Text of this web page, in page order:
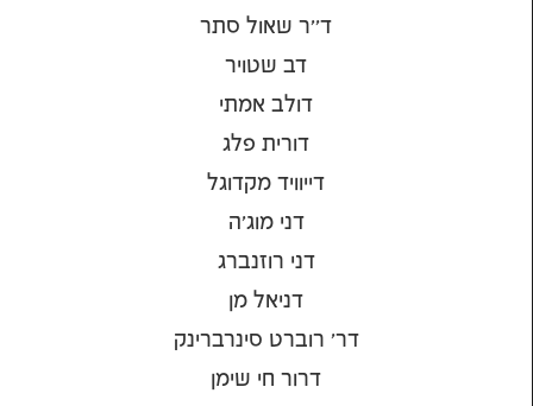
ד''ר שאול סתר
דב שטויר
דולב אמתי
דורית פלג
דייוויד מקדוגל
דני מוג'ה
דני רוזנברג
דניאל מן
דר' רוברט סינרברינק
דרור חי שימן